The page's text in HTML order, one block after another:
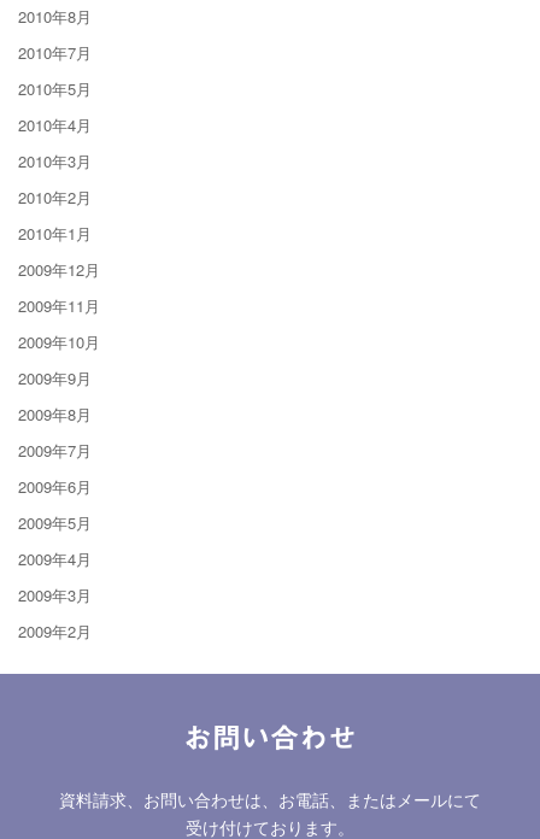
2010年8月
2010年7月
2010年5月
2010年4月
2010年3月
2010年2月
2010年1月
2009年12月
2009年11月
2009年10月
2009年9月
2009年8月
2009年7月
2009年6月
2009年5月
2009年4月
2009年3月
2009年2月
お問い合わせ
資料請求、お問い合わせは、お電話、またはメールにて
受け付けております。